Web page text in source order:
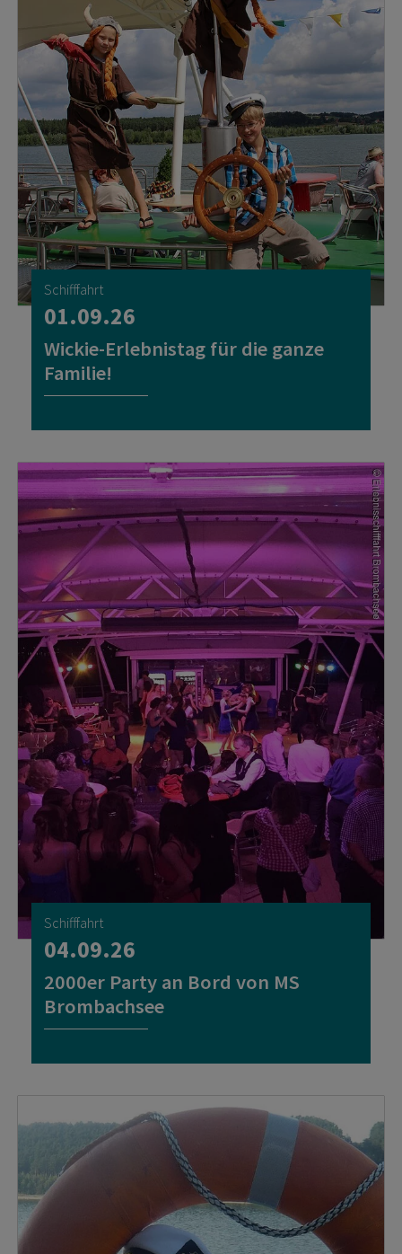
Schifffahrt
01.09.26
Wickie-Erlebnistag für die ganze
Familie!
Schifffahrt
04.09.26
2000er Party an Bord von MS
Brombachsee